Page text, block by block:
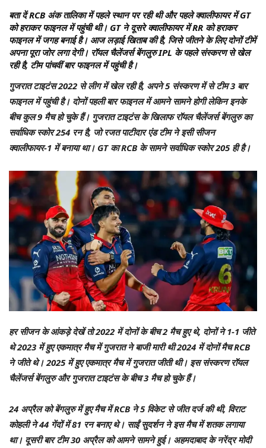
बता दें RCB अंक तालिका में पहले स्थान पर रही थी और पहले क्वालीफायर में GT
को हराकर फाइनल में पहुंची थी। GT ने दूसरे क्वालीफायर में RR को हराकर
फाइनल में जगह बनाई है। आज लड़ाई खिताब की है, जिसे जीतने के लिए दोनों टीमें
अपना पूरा जोर लगा देगी। रॉयल चैलेंजर्स बेंगलुरु IPL के पहले संस्करण से खेल
रही है, टीम पांचवीं बार फाइनल में पहुंची है।
गुजरात टाइटंस 2022 से लीग में खेल रही है, अपने 5 संस्करण में से टीम 3 बार
फाइनल में पहुंची है। दोनों पहली बार फाइनल में आमने सामने होगी लेकिन इनके
बीच कुल 9 मैच हो चुके हैं। गुजरात टाइटंस के खिलाफ रॉयल चैलेंजर्स बेंगलुरु का
सर्वाधिक स्कोर 254 रन है, जो रजत पाटीदार एंड टीम ने इसी सीजन
क्वालीफायर-1 में बनाया था। GT का RCB के सामने सर्वाधिक स्कोर 205 ही है।
हर सीजन के आंकड़े देखें तो 2022 में दोनों के बीच 2 मैच हुए थे, दोनों ने 1-1 जीते
थे 2023 में हुए एकमात्र मैच में गुजरात ने बाजी मारी थी 2024 में दोनों मैच RCB
ने जीते थे। 2025 में हुए एकमात्र मैच में गुजरात जीती थी। इस संस्करण रॉयल
चैलेंजर्स बेंगलुरु और गुजरात टाइटंस के बीच 3 मैच हो चुके हैं।
24 अप्रैल को बेंगलुरु में हुए मैच में RCB ने 5 विकेट से जीत दर्ज की थी, विराट
कोहली ने 44 गेंदों में 81 रन बनाए थे। साईं सुदर्शन ने इस मैच में शतक लगाया
था। दूसरी बार टीम 30 अप्रैल को आमने सामने हुई। अहमदाबाद के नरेंद्र मोदी